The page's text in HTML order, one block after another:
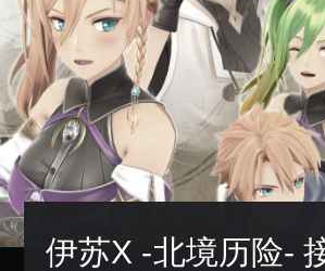
伊苏X -北境历险-